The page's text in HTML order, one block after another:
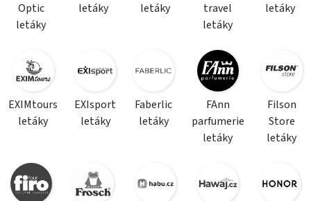
Optic
letáky
letáky
letáky
travel
letáky
letáky
EXIMtours
letáky
EXIsport
letáky
Faberlic
letáky
FAnn
parfumerie
letáky
Filson
Store
letáky